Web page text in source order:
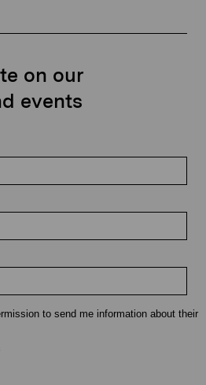
on our
events
to send me information about their